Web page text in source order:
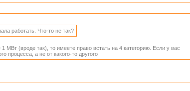
работать. Что-то не так?
МВт (вроде так), то имеете право встать на 4 категорию. Если у вас
процесса, а не от какого-то другого